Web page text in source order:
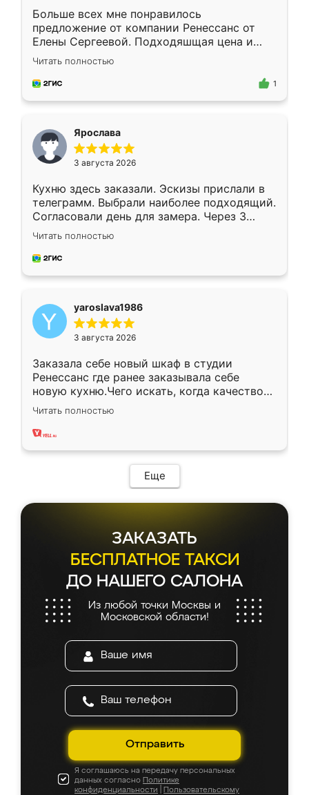
Больше всех мне понравилось
предложение от компании Ренессанс от
Елены Сергеевой. Подходяшщая цена и
короткие сроки изготовления. Приехавший
для замера сотрудник Владислав
предложил по моему эскизу самый
Читать полностью
1
Ярослава
3 августа 2026
Кухню здесь заказали. Эскизы прислали в
телеграмм. Выбрали наиболее подходящий.
Согласовали день для замера. Через 3
недели кухня была уже готова. Остались
довольны работой. Спасибо Ренессанс
мебель за качественную работу!
Читать полностью
yaroslava1986
3 августа 2026
Заказала себе новый шкаф в студии
Ренессанс где ранее заказывала себе
новую кухню.Чего искать, когда качеством
вполне довольна. Служит кухня уже почти
два года, нареканий нет.
Читать полностью
Еще
ЗАКАЗАТЬ
БЕСПЛАТНОЕ ТАКСИ
ДО НАШЕГО САЛОНА
Из любой точки Москвы и
Московской области!
Отправить
Я соглашаюсь на передачу персональных
данных согласно Политике
конфиденциальности
Пользовательскому